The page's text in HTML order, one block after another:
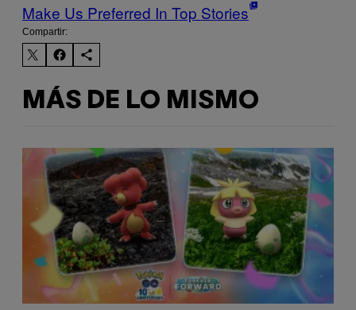
Make Us Preferred In Top Stories
Compartir:
MÁS DE LO MISMO